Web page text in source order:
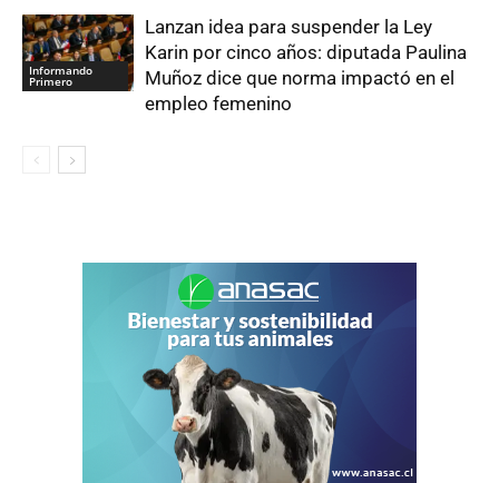
Informando
Primero
Lanzan idea para suspender la Ley
Karin por cinco años: diputada Paulina
Muñoz dice que norma impactó en el
empleo femenino